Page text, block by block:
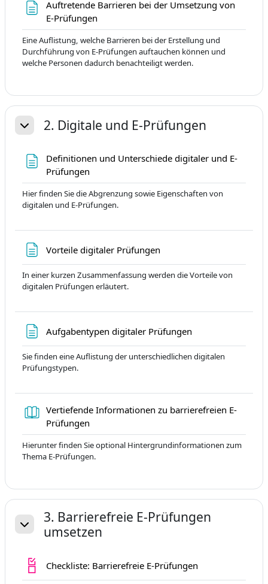
Auftretende Barrieren bei der Umsetzung von
E-Prüfungen
Eine Auflistung, welche Barrieren bei der Erstellung und
Durchführung von E-Prüfungen auftauchen können und
welche Personen dadurch benachteiligt werden.
Daralt2. Digitale und E-Prüfungen
Definitionen und Unterschiede digitaler und E-
Prüfungen
Hier finden Sie die Abgrenzung sowie Eigenschaften von
digitalen und E-Prüfungen.
Vorteile digitaler Prüfungen
In einer kurzen Zusammenfassung werden die Vorteile von
digitalen Prüfungen erläutert.
Aufgabentypen digitaler Prüfungen
Sie finden eine Auflistung der unterschiedlichen digitalen
Prüfungstypen.
Vertiefende Informationen zu barrierefreien E-
Prüfungen
Hierunter finden Sie optional Hintergrundinformationen zum
Thema E-Prüfungen.
Daralt
3. Barrierefreie E-Prüfungen
umsetzen
Checkliste: Barrierefreie E-Prüfungen